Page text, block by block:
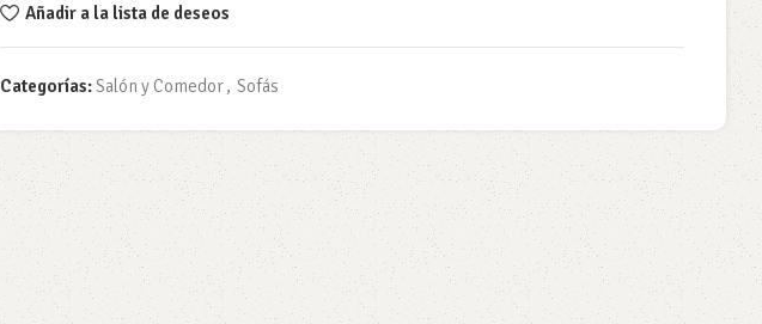
Añadir a la lista de deseos
Categorías:Salón y Comedor, Sofás